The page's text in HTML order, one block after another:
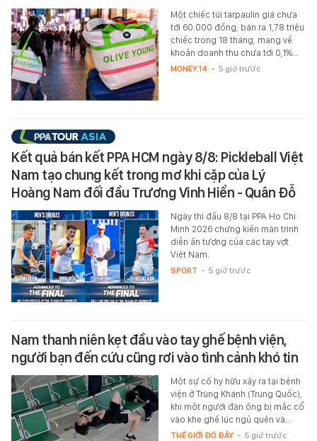
Một chiếc túi tarpaulin giá chưa
tới 60.000 đồng, bán ra 1,78 triệu
chiếc trong 18 tháng, mang về
khoản doanh thu chưa tới 0,1%…
MONEY.14 - 5 giờ trước
Kết quả bán kết PPA HCM ngày 8/8: Pickleball Việt
Nam tạo chung kết trong mơ khi cặp của Lý
Hoàng Nam đối đầu Trương Vinh Hiển - Quân Đỗ
Ngày thi đấu 8/8 tại PPA Ho Chi
Minh 2026 chứng kiến màn trình
diễn ấn tượng của các tay vợt
Việt Nam.
SPORT - 5 giờ trước
Nam thanh niên kẹt đầu vào tay ghế bệnh viện,
người bạn đến cứu cũng rơi vào tình cảnh khó tin
Một sự cố hy hữu xảy ra tại bệnh
viện ở Trùng Khánh (Trung Quốc),
khi một người đàn ông bị mắc cổ
vào khe ghế lúc ngủ quên và…
THẾ GIỚI ĐÓ ĐÂY - 5 giờ trước